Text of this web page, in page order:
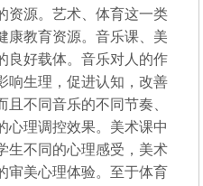
资源。艺术、体育这一类
康教育资源。音乐课、美
良好载体。音乐对人的作
响生理，促进认知，改善
不同音乐的不同节奏、
心理调控效果。美术课中
生不同的心理感受，美术
审美心理体验。至于体育